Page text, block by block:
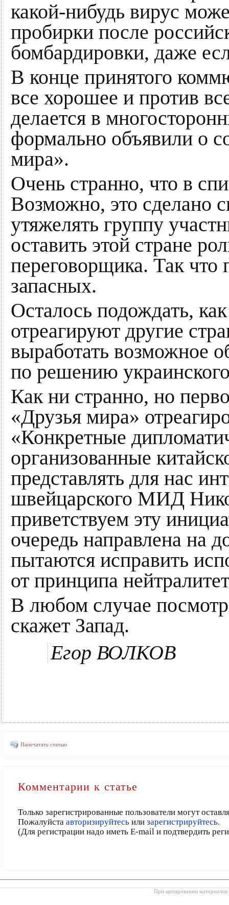
какой-нибудь вирус
пробирки после
бомбардировки, даже
В конце принятого
все хорошее и против
делается в
формально объявили о
мира».
Очень странно, что в
Возможно, это сделано
утяжелять группу
оставить этой стране
переговорщика. Так что
запасных.
Осталось подождать,
отреагируют другие
выработать возможное
по решению
Как ни странно, но
«Друзья мира»
«Конкретные
организованные
представлять для нас
швейцарского МИД
приветствуем эту
очередь направлена на
пытаются исправить
от принципа
В любом случае
скажет Запад.
Егор ВОЛКОВ
Напечатать статью
Комментарии к статье
Только зарегистрированные пользователи могут
Пожалуйста авторизируйтесьили зарегистрируйтесь.
(Для регистрации надо иметь E-mail и подтвердить
При цитировании материалов